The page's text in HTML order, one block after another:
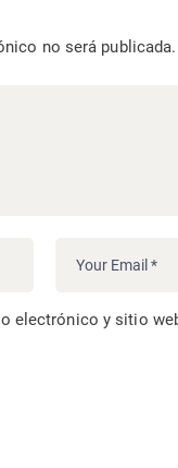
no será publicada.
electrónico y sitio